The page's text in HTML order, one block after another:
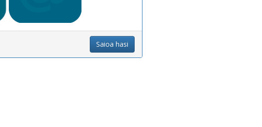
Saioa hasi